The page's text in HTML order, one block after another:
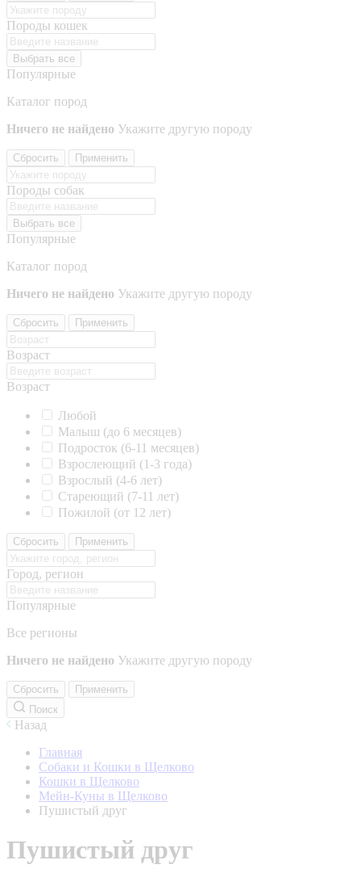
Породы кошек
Выбрать все
Популярные
Каталог пород
Ничего не найдено Укажите другую породу
Сбросить Применить
Породы собак
Выбрать все
Популярные
Каталог пород
Ничего не найдено Укажите другую породу
Сбросить Применить
Возраст
Возраст
Любой
Малыш (до 6 месяцев)
Подросток (6-11 месяцев)
Взрослеющий (1-3 года)
Взрослый (4-6 лет)
Стареющий (7-11 лет)
Пожилой (от 12 лет)
Сбросить Применить
Город, регион
Популярные
Все регионы
Ничего не найдено Укажите другую породу
Сбросить
Применить
Поиск
Назад
Главная
Собаки и Кошки в Щелково
Кошки в Щелково
Мейн-Куны в Щелково
Пушистый друг
Пушистый друг